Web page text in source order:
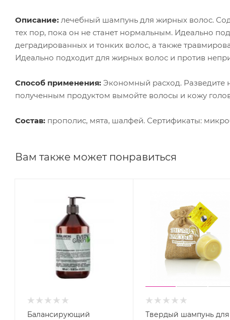
Описание: лечебный шампунь для жирных волос.
тех пор, пока он не станет нормальным. Идеально
деградированных и тонких волос, а также
Идеально подходит для жирных волос и против
Способ применения: Экономный расход. Разведите
полученным продуктом вымойте волосы и кожу
Состав: прополис, мята, шалфей. Сертификаты:
Вам также может понравиться
Балансирующий Твердый шампунь для